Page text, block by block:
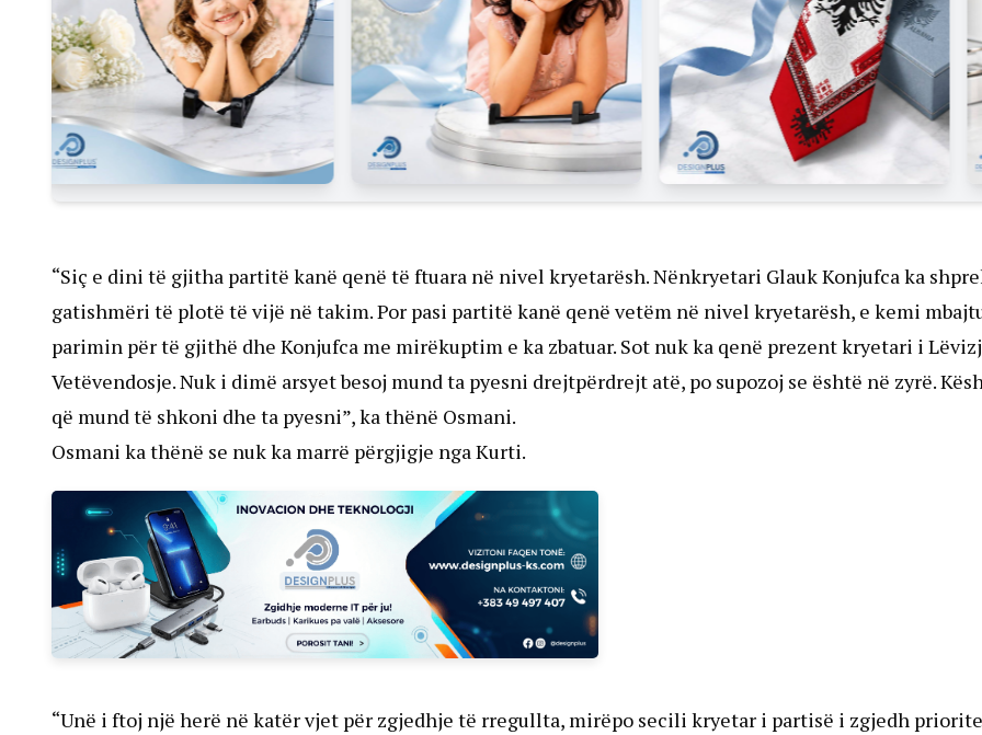
“Siç e dini të gjitha partitë kanë qenë të ftuara në nivel kryetarësh. Nënkryetari Glauk Konjufca ka
gatishmëri të plotë të vijë në takim. Por pasi partitë kanë qenë vetëm në nivel kryetarësh, e kemi
parimin për të gjithë dhe Konjufca me mirëkuptim e ka zbatuar. Sot nuk ka qenë prezent kryetari i
Vetëvendosje. Nuk i dimë arsyet besoj mund ta pyesni drejtpërdrejt atë, po supozoj se është në zyrë.
që mund të shkoni dhe ta pyesni”, ka thënë Osmani.
Osmani ka thënë se nuk ka marrë përgjigje nga Kurti.
“Unë i ftoj një herë në katër vjet për zgjedhje të rregullta, mirëpo secili kryetar i partisë i zgjedh